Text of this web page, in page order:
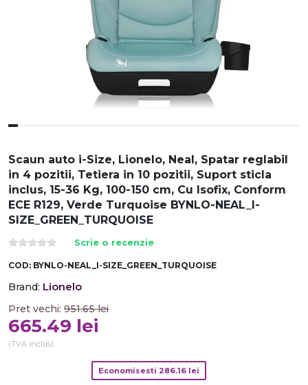
Scaun auto i-Size, Lionelo, Neal, Spatar reglabil
in 4 pozitii, Tetiera in 10 pozitii, Suport sticla
inclus, 15-36 Kg, 100-150 cm, Cu Isofix, Conform
ECE R129, Verde Turquoise BYNLO-NEAL_I-
SIZE_GREEN_TURQUOISE
Scrie o recenzie
COD: BYNLO-NEAL_I-SIZE_GREEN_TURQUOISE
Brand: Lionelo
Pret vechi: 951.65 lei
665.49 lei
(TVA inclus)
Economisesti 286.16 lei